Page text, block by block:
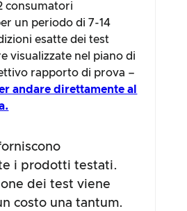
consumatori
un periodo di 7-14
esatte dei test
visualizzate nel piano di
rapporto di prova –
andare direttamente al
i prodotti testati.
dei test viene
costo una tantum.